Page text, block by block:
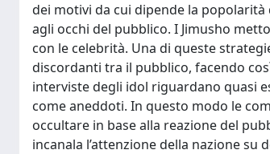
dei motivi da cui dipende la
agli occhi del pubblico. I Jimusho
con le celebrità. Una di queste
discordanti tra il pubblico, facendo
interviste degli idol riguardano quasi
come aneddoti. In questo modo le
occultare in base alla reazione del
incanala l’attenzione della nazione su